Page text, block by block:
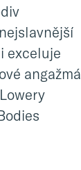
exceluje
angažmá